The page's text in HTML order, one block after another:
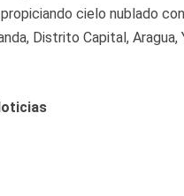
cielo nublado
Distrito Capital, Aragua,